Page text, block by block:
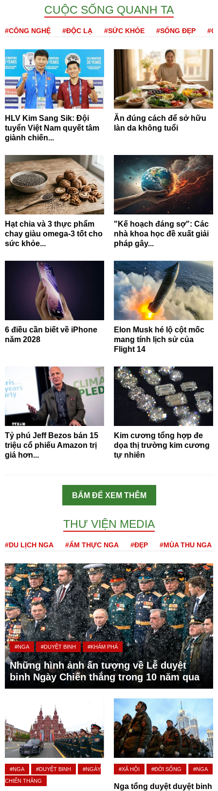
CUỘC SỐNG QUANH TA
#CÔNG NGHỆ #ĐỘC LẠ #SỨC KHỎE #SỐNG ĐẸP
HLV Kim Sang Sik: Đội
tuyển Việt Nam quyết tâm
giành chiến...
Ăn đúng cách để sở hữu
làn da không tuổi
Hạt chia và 3 thực phẩm
chay giàu omega-3 tốt cho
sức khỏe...
"Kế hoạch đáng sợ": Các
nhà khoa học đề xuất giải
pháp gây...
6 điều cần biết về iPhone
năm 2028
Elon Musk hé lộ cột mốc
mang tính lịch sử của
Flight 14
Tỷ phú Jeff Bezos bán 15
triệu cổ phiếu Amazon trị
giá hơn...
Kim cương tổng hợp đe
dọa thị trường kim cương
tự nhiên
BẤM ĐỂ XEM THÊM
THƯ VIỆN MEDIA
#DU LỊCH NGA #ẨM THỰC NGA #ĐẸP #MÙA THU NGA
#NGA #DUYỆT BINH #KHÁM PHÁ
Những hình ảnh ấn tượng về Lễ duyệt
binh Ngày Chiến thắng trong 10 năm qua
#NGA #DUYỆT BINH
#NGÀY
CHIẾN THẮNG
#XÃ HỘI #ĐỜI SỐNG #NGA
Nga tổng duyệt duyệt binh